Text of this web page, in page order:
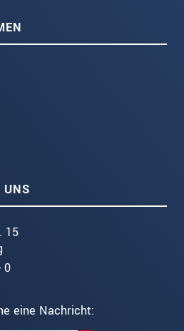
UNS
15
0
eine Nachricht: